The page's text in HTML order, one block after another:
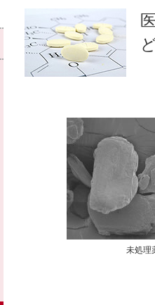
未処理